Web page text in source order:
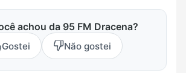
achou da 95 FM Dracena?
Gostei Não gostei